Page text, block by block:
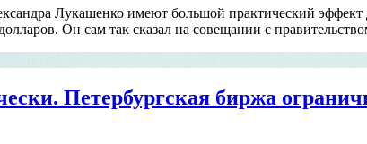
Лукашенко имеют большой практический эффект
Он сам так сказал на совещании с
Петербургская биржа